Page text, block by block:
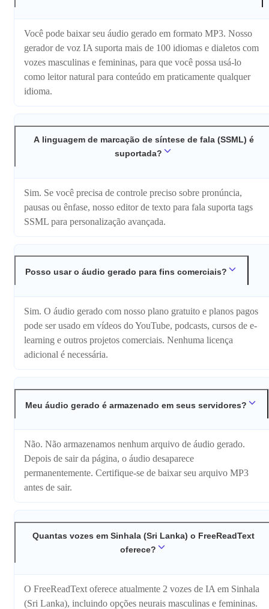
Você pode baixar seu áudio gerado em formato MP3. Nosso
gerador de voz IA suporta mais de 100 idiomas e dialetos com
vozes masculinas e femininas, para que você possa usá-lo
como leitor natural para conteúdo em praticamente qualquer
idioma.
A linguagem de marcação de síntese de fala (SSML) é
suportada?
Sim. Se você precisa de controle preciso sobre pronúncia,
pausas ou ênfase, nosso editor de texto para fala suporta tags
SSML para personalização avançada.
Posso usar o áudio gerado para fins comerciais?
Sim. O áudio gerado com nosso plano gratuito e planos pagos
pode ser usado em vídeos do YouTube, podcasts, cursos de e-
learning e outros projetos comerciais. Nenhuma licença
adicional é necessária.
Meu áudio gerado é armazenado em seus servidores?
Não. Não armazenamos nenhum arquivo de áudio gerado.
Depois de sair da página, o áudio desaparece
permanentemente. Certifique-se de baixar seu arquivo MP3
antes de sair.
Quantas vozes em Sinhala (Sri Lanka) o FreeReadText
oferece?
O FreeReadText oferece atualmente 2 vozes de IA em Sinhala
(Sri Lanka), incluindo opções neurais masculinas e femininas.